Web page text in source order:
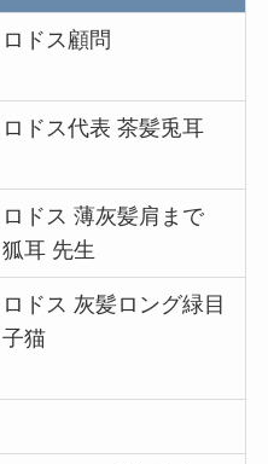
ロドス顧問
ロドス代表 茶髪兎耳
ロドス 薄灰髪肩まで
狐耳 先生
ロドス 灰髪ロング緑目
子猫